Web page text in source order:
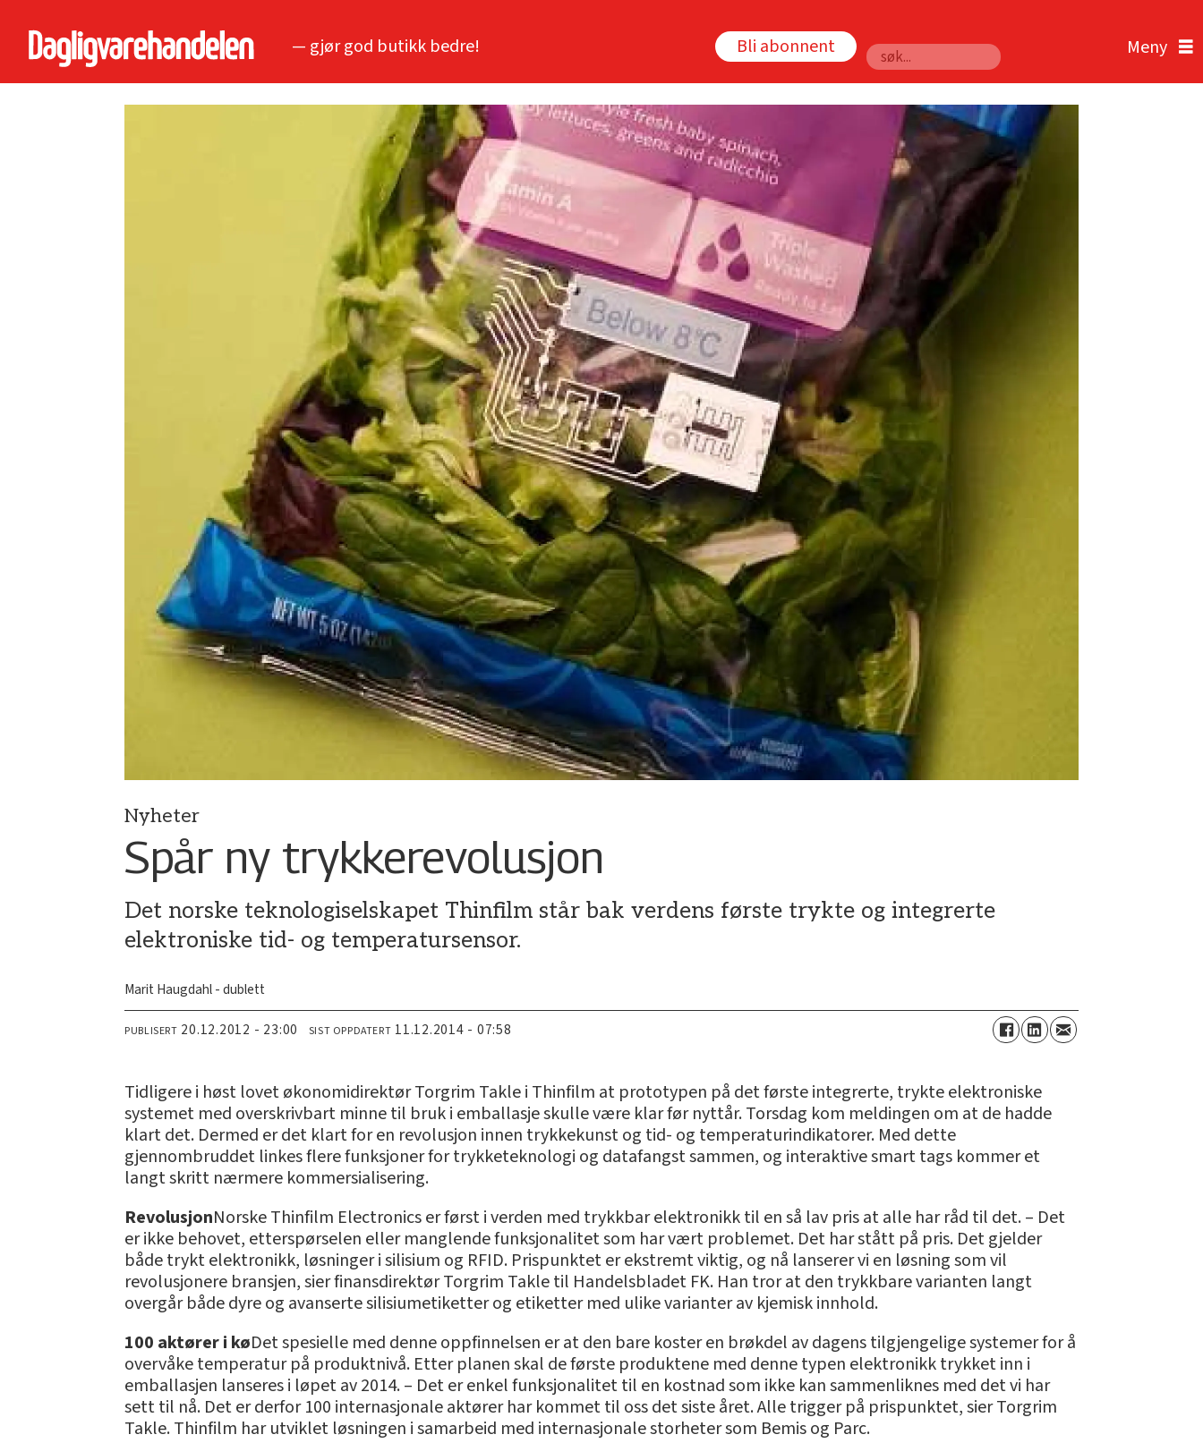
— gjør god butikk bedre! Bli abonnent
Søk
Nyheter
Spår ny trykkerevolusjon
Det norske teknologiselskapet Thinfilm står bak verdens første trykte og integrerte
elektroniske tid- og temperatursensor.
Marit Haugdahl - dublett
PUBLISERT 20.12.2012 - 23:00 SIST OPPDATERT 11.12.2014 - 07:58
Tidligere i høst lovet økonomidirektør Torgrim Takle i Thinfilm at prototypen på det første integrerte, trykte elektroniske
systemet med overskrivbart minne til bruk i emballasje skulle være klar før nyttår. Torsdag kom meldingen om at de hadde
klart det. Dermed er det klart for en revolusjon innen trykkekunst og tid- og temperaturindikatorer. Med dette
gjennombruddet linkes flere funksjoner for trykketeknologi og datafangst sammen, og interaktive smart tags kommer et
langt skritt nærmere kommersialisering.
RevolusjonNorske Thinfilm Electronics er først i verden med trykkbar elektronikk til en så lav pris at alle har råd til det. – Det
er ikke behovet, etterspørselen eller manglende funksjonalitet som har vært problemet. Det har stått på pris. Det gjelder
både trykt elektronikk, løsninger i silisium og RFID. Prispunktet er ekstremt viktig, og nå lanserer vi en løsning som vil
revolusjonere bransjen, sier finansdirektør Torgrim Takle til Handelsbladet FK. Han tror at den trykkbare varianten langt
overgår både dyre og avanserte silisiumetiketter og etiketter med ulike varianter av kjemisk innhold.
100 aktører i køDet spesielle med denne oppfinnelsen er at den bare koster en brøkdel av dagens tilgjengelige systemer for å
overvåke temperatur på produktnivå. Etter planen skal de første produktene med denne typen elektronikk trykket inn i
emballasjen lanseres i løpet av 2014. – Det er enkel funksjonalitet til en kostnad som ikke kan sammenliknes med det vi har
sett til nå. Det er derfor 100 internasjonale aktører har kommet til oss det siste året. Alle trigger på prispunktet, sier Torgrim
Takle. Thinfilm har utviklet løsningen i samarbeid med internasjonale storheter som Bemis og Parc.